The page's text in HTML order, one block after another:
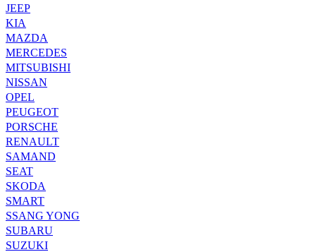
JEEP
KIA
MAZDA
MERCEDES
MITSUBISHI
NISSAN
OPEL
PEUGEOT
PORSCHE
RENAULT
SAMAND
SEAT
SKODA
SMART
SSANG YONG
SUBARU
SUZUKI